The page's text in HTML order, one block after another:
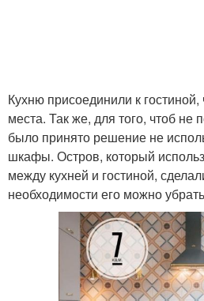
Кухню присоединили к
места. Так же, для того, чтоб не
было принято решение не
шкафы. Остров, который
между кухней и гостиной,
необходимости его можно